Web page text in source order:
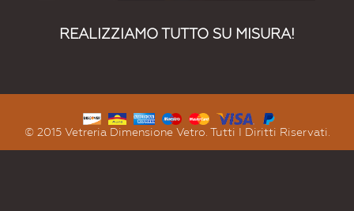
REALIZZIAMO TUTTO SU MISURA!
© 2015 Vetreria Dimensione Vetro. Tutti I Diritti Riservati.